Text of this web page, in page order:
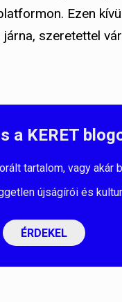
Ezen
szeretettel
a KERET
tartalom, vagy akár
újságírói és
ÉRDEKEL